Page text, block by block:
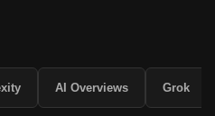
AI Overviews Grok